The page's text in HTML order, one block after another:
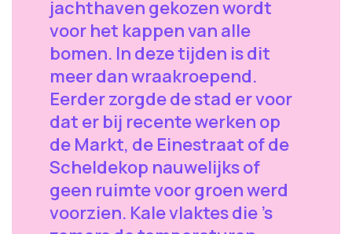
jachthaven gekozen wordt
voor het kappen van alle
bomen. In deze tijden is dit
meer dan wraakroepend.
Eerder zorgde de stad er voor
dat er bij recente werken op
de Markt, de Einestraat of de
Scheldekop nauwelijks of
geen ruimte voor groen werd
voorzien. Kale vlaktes die 's